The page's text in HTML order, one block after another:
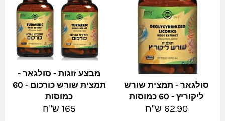
מבצע זוגות - סולגאר -
תמצית שורש כורכום - 60
כמוסות
מחיר
165 ש"ח
סולגאר - תמצית שורש
ליקוריץ - 60 כמוסות
מחיר
62.90 ש"ח